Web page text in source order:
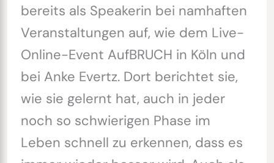
bereits als Speakerin bei namhaften
Veranstaltungen auf, wie dem Live-
Online-Event AufBRUCH in Köln und
bei Anke Evertz. Dort berichtet sie,
wie sie gelernt hat, auch in jeder
noch so schwierigen Phase im
Leben schnell zu erkennen, dass es